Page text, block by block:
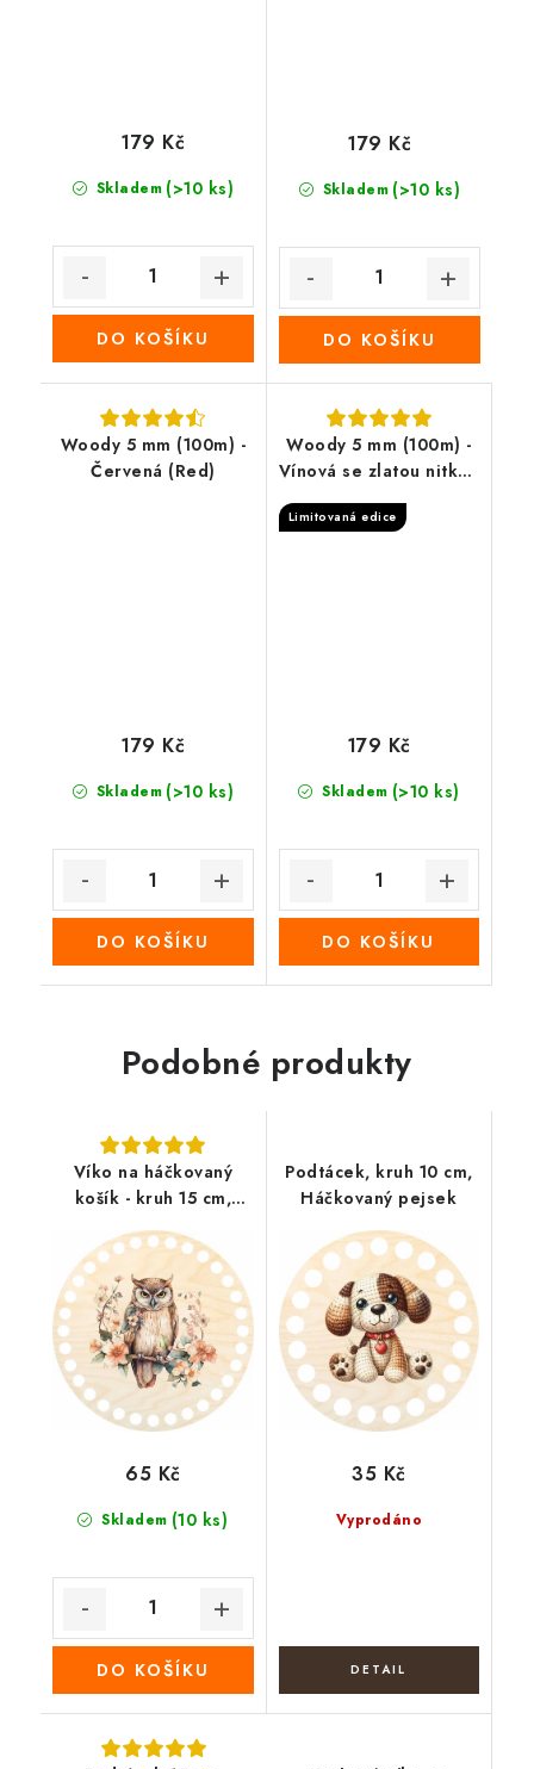
Skladem (>10 ks)
179 Kč
DO KOŠÍKU
Skladem (>10 ks)
179 Kč
DO KOŠÍKU
Woody 5 mm (100m) -
Červená (Red)
Skladem (>10 ks)
179 Kč
DO KOŠÍKU
Woody 5 mm (100m) -
Vínová se zlatou nitkou
Limitovaná edice
Skladem (>10 ks)
179 Kč
DO KOŠÍKU
Podobné produkty
Víko na háčkovaný
košík - kruh 15 cm,
Sova
Skladem (10 ks)
65 Kč
DO KOŠÍKU
Podtácek, kruh 10 cm,
Háčkovaný pejsek
Vyprodáno
35 Kč